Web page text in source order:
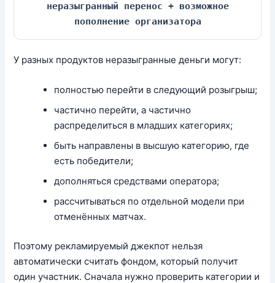
неразыгранный перенос + возможное
пополнение организатора
У разных продуктов неразыгранные деньги могут:
полностью перейти в следующий розыгрыш;
частично перейти, а частично
распределиться в младших категориях;
быть направлены в высшую категорию, где
есть победители;
дополняться средствами оператора;
рассчитываться по отдельной модели при
отменённых матчах.
Поэтому рекламируемый джекпот нельзя
автоматически считать фондом, который получит
один участник. Сначала нужно проверить категории и